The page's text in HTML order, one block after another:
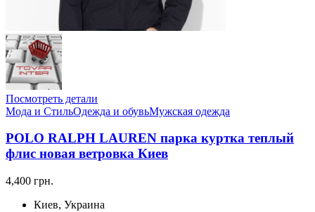
Посмотреть детали
Мода и СтильОдежда и обувьМужская одежда
POLO RALPH LAUREN парка куртка теплый
флис новая ветровка Киев
4,400 грн.
Киев, Украина